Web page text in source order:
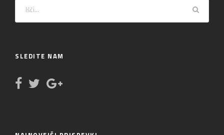
SLEDITE NAM